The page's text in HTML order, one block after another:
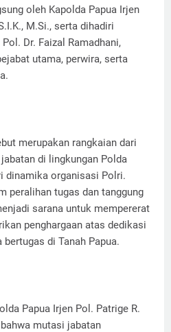
oleh Kapolda Papua Irjen
M.Si., serta dihadiri
Dr. Faizal Ramadhani,
utama, perwira, serta
merupakan rangkaian dari
di lingkungan Polda
dinamika organisasi Polri.
peralihan tugas dan tanggung
sarana untuk mempererat
penghargaan atas dedikasi
di Tanah Papua.
Papua Irjen Pol. Patrige R.
mutasi jabatan